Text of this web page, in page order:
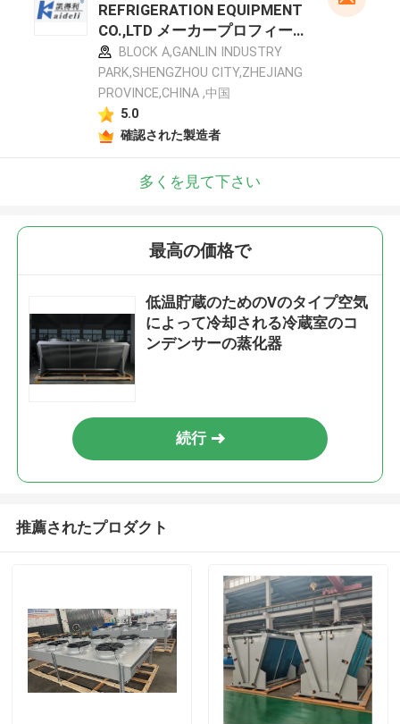
REFRIGERATION EQUIPMENT
CO.,LTD メーカープロフィー
ル
BLOCK A,GANLIN INDUSTRY
PARK,SHENGZHOU CITY,ZHEJIANG
PROVINCE,CHINA ,中国
5.0
確認された製造者
多くを見て下さい
最高の価格で
低温貯蔵のためのVのタイプ空気
によって冷却される冷蔵室のコ
ンデンサーの蒸化器
続行
推薦されたプロダクト